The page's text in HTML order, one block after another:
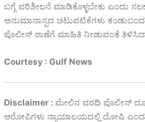
ಬಗ್ಗೆ ಪರಿಶೀಲನೆ ಮಾಡಿಕೊಳ್ಳಬೇಕು ಎಂದು
ಅನುಮಾನಾಸ್ಪದ ಚಟುವಟಿಕೆಗಳು
ಪೊಲೀಸ್ ಠಾಣೆಗೆ ಮಾಹಿತಿ ನೀಡುವಂತೆ
Courtesy : Gulf News
Disclaimer : ಮೇಲಿನ ವರದಿ ಪೊಲೀಸ್
ಆರೋಪಿಗಳು ನ್ಯಾಯಾಲಯದಲ್ಲಿ ದೋಷಿ